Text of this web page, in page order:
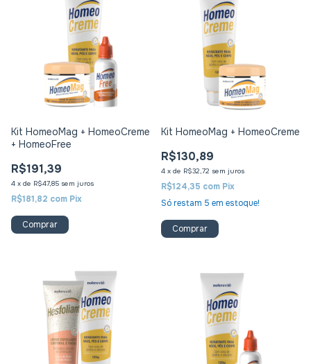
Kit HomeoMag + HomeoCreme
+ HomeoFree
R$191,39
4 x de R$47,85 sem juros
R$181,82 com Pix
Kit HomeoMag + HomeoCreme
R$130,89
4 x de R$32,72 sem juros
R$124,35 com Pix
Só restam 5 em estoque!